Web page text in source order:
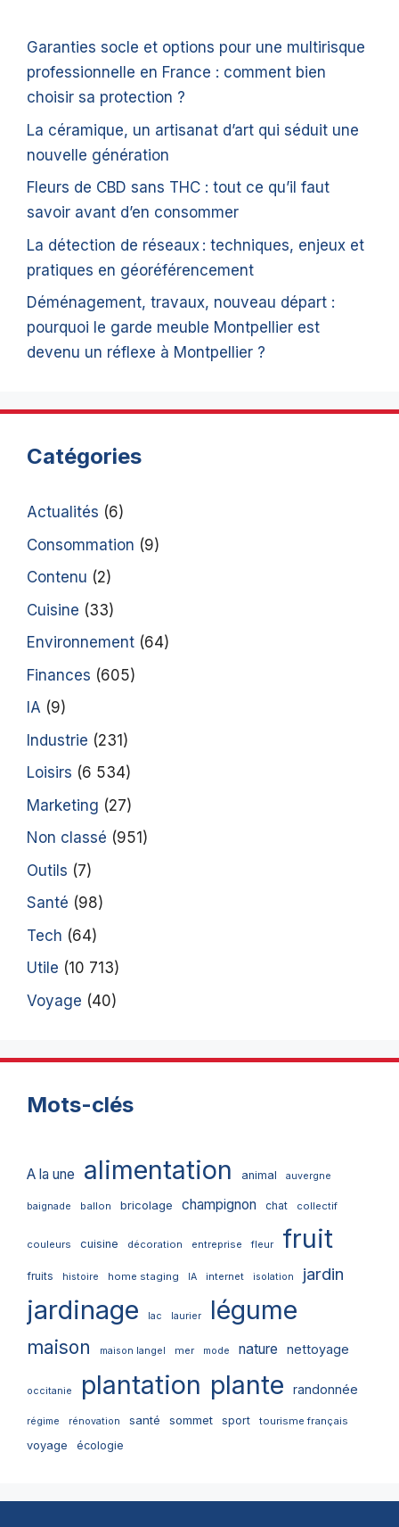
Garanties socle et options pour une multirisque
professionnelle en France : comment bien
choisir sa protection ?
La céramique, un artisanat d’art qui séduit une
nouvelle génération
Fleurs de CBD sans THC : tout ce qu’il faut
savoir avant d’en consommer
La détection de réseaux : techniques, enjeux et
pratiques en géoréférencement
Déménagement, travaux, nouveau départ :
pourquoi le garde meuble Montpellier est
devenu un réflexe à Montpellier ?
Catégories
Actualités (6)
Consommation (9)
Contenu (2)
Cuisine (33)
Environnement (64)
Finances (605)
IA (9)
Industrie (231)
Loisirs (6 534)
Marketing (27)
Non classé (951)
Outils (7)
Santé (98)
Tech (64)
Utile (10 713)
Voyage (40)
Mots-clés
A la une alimentation animal auvergne
baignade ballon bricolage champignon chat collectif
couleurs cuisine décoration entreprise fleur fruit
fruits histoire home staging IA internet isolation jardin
jardinage lac laurier légume
maison maison langel mer mode nature nettoyage
occitanie plantation plante randonnée
régime rénovation santé sommet sport tourisme français
voyage écologie